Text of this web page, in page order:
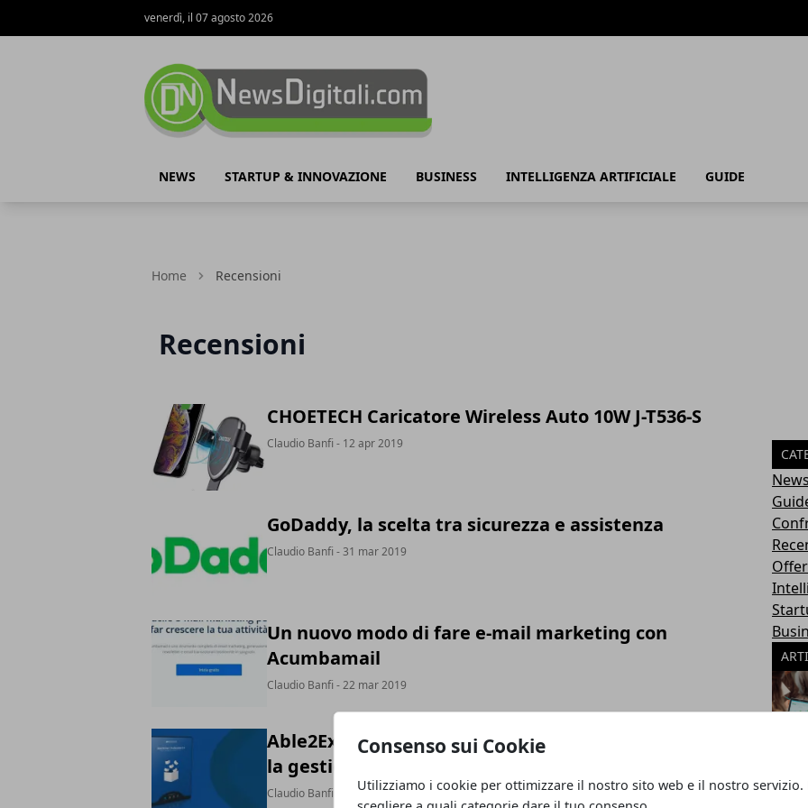
Consenso sui Cookie
Utilizziamo i cookie per ottimizzare il nostro sito web e il nostro servizio.
venerdì, il 07 agosto 2026
NEWS STARTUP & INNOVAZIONE BUSINESS INTELLIGENZA ARTIFICIALE GUIDE
Home Recensioni
Recensioni
CHOETECH Caricatore Wireless Auto 10W J-T536-S
Claudio Banfi - 12 apr 2019
GoDaddy, la scelta tra sicurezza e assistenza
Claudio Banfi - 31 mar 2019
Un nuovo modo di fare e-mail marketing con
Acumbamail
Claudio Banfi - 22 mar 2019
Able2Extract Professional 14: soluzione completa per
la gestione dei PDF
Claudio Banfi - 12 dic 2018
News